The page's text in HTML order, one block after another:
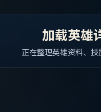
加载英雄
正在整理英雄资料、技